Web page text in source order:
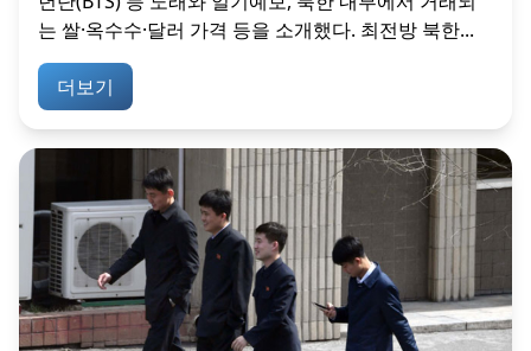
는 쌀·옥수수·달러 가격 등을 소개했다. 최전방 북한...
더보기